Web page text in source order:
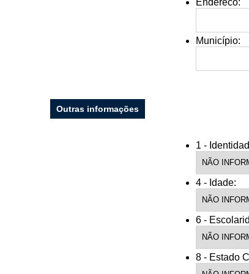
Município:
Outras informações
1 -
4 - Idade:
6 -
8 - Estado